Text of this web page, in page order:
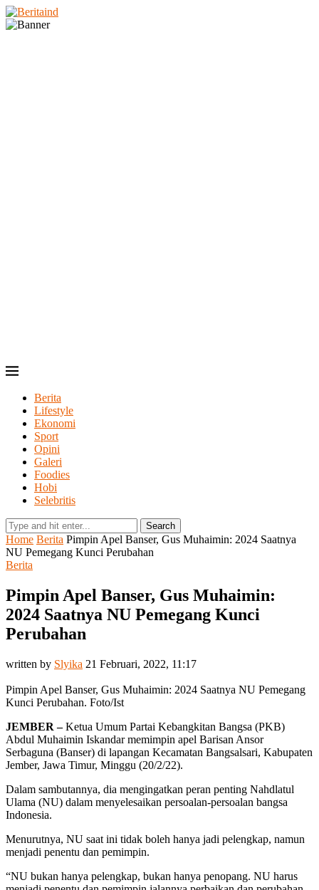
Berita
Lifestyle
Ekonomi
Sport
Opini
Galeri
Foodies
Hobi
Selebritis
Search
Home Berita Pimpin Apel Banser, Gus Muhaimin: 2024 Saatnya
NU Pemegang Kunci Perubahan
Berita
Pimpin Apel Banser, Gus Muhaimin:
2024 Saatnya NU Pemegang Kunci
Perubahan
written by Slyika 21 Februari, 2022, 11:17
Pimpin Apel Banser, Gus Muhaimin: 2024 Saatnya NU Pemegang
Kunci Perubahan. Foto/Ist
JEMBER –Ketua Umum Partai Kebangkitan Bangsa (PKB)
Abdul Muhaimin Iskandar memimpin apel Barisan Ansor
Serbaguna (Banser) di lapangan Kecamatan Bangsalsari, Kabupaten
Jember, Jawa Timur, Minggu (20/2/22).
Dalam sambutannya, dia mengingatkan peran penting Nahdlatul
Ulama (NU) dalam menyelesaikan persoalan-persoalan bangsa
Indonesia.
Menurutnya, NU saat ini tidak boleh hanya jadi pelengkap, namun
menjadi penentu dan pemimpin.
“NU bukan hanya pelengkap, bukan hanya penopang. NU harus